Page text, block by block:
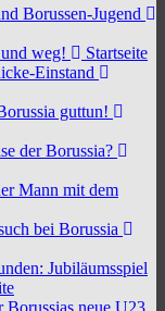
Borussen-Jugend
weg!
Startseite
Einstand
guttun!
der Borussia?
Mann mit dem
bei Borussia
Jubiläumsspiel
Borussias neue U23